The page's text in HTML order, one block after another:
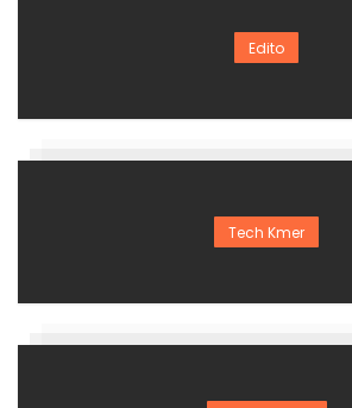
Edito
Tech Kmer